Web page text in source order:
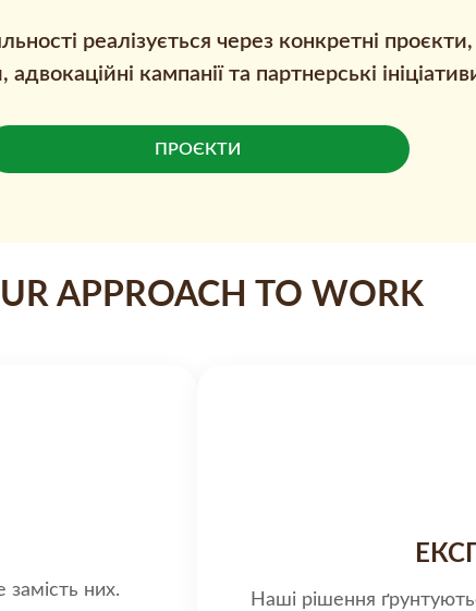
реалізується через конкретні проєкти,
адвокаційні кампанії та партнерські
ПРОЄКТИ
APPROACH TO WORK
них.
Наші рішення